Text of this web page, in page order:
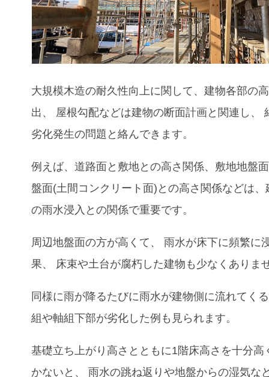
大規模木造の耐久性向上に関して、建物各部の
出、 屋根勾配などは建物の断面計画と関連し、
劣化発生の問題と絡んできます。
例えば、道路面と敷地との高さ関係、敷地地盤
盤面(土間コンクリート面)との高さ関係などは、
の雨水浸入との関係で重要です。
周辺地盤面の方が高くて 、雨水が床下に頻繁に
果、 床束や土台が腐朽した建物も少なくありま
同様に雨が降るたびに雨水が建物側に流れてく
組や軸組下部が劣化した例も見られます。
基礎立ち上がり高さとともに1階床高さを十分高
かないと 、雨水の跳ね返りや地盤からの湿気な